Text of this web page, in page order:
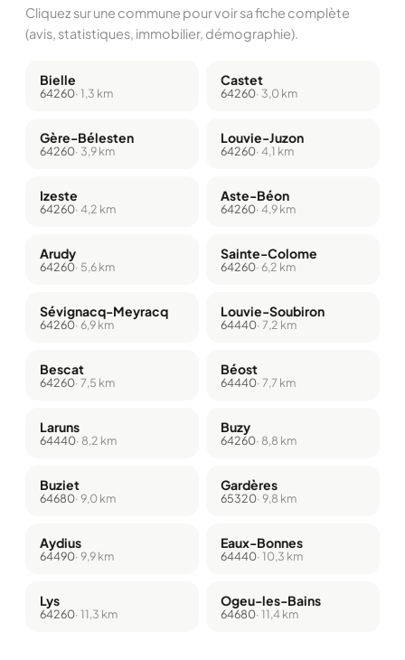
Cliquez sur une commune pour voir sa fiche complète
(avis, statistiques, immobilier, démographie).
Bielle
64260· 1,3 km
Castet
64260· 3,0 km
Gère-Bélesten
64260· 3,9 km
Louvie-Juzon
64260· 4,1 km
Izeste
64260· 4,2 km
Aste-Béon
64260· 4,9 km
Arudy
64260· 5,6 km
Sainte-Colome
64260· 6,2 km
Sévignacq-Meyracq
64260· 6,9 km
Louvie-Soubiron
64440· 7,2 km
Bescat
64260· 7,5 km
Béost
64440· 7,7 km
Laruns
64440· 8,2 km
Buzy
64260· 8,8 km
Buziet
64680· 9,0 km
Gardères
65320· 9,8 km
Aydius
64490· 9,9 km
Eaux-Bonnes
64440· 10,3 km
Lys
64260· 11,3 km
Ogeu-les-Bains
64680· 11,4 km